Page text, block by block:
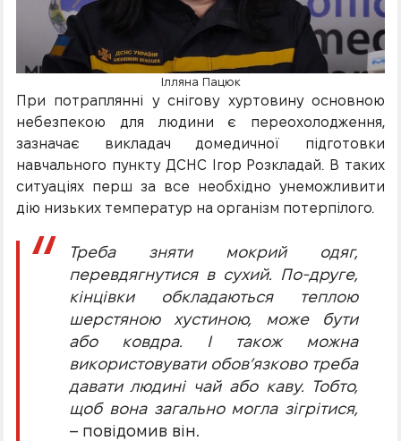
Ілляна Пацюк
При потраплянні у снігову хуртовину основною
небезпекою для людини є переохолодження,
зазначає викладач домедичної підготовки
навчального пункту ДСНС Ігор Розкладай. В таких
ситуаціях перш за все необхідно унеможливити
дію низьких температур на організм потерпілого.
Треба зняти мокрий одяг,
перевдягнутися в сухий. По-друге,
кінцівки обкладаються теплою
шерстяною хустиною, може бути
або ковдра. І також можна
використовувати обов’язково треба
давати людині чай або каву. Тобто,
щоб вона загально могла зігрітися,
– повідомив він.